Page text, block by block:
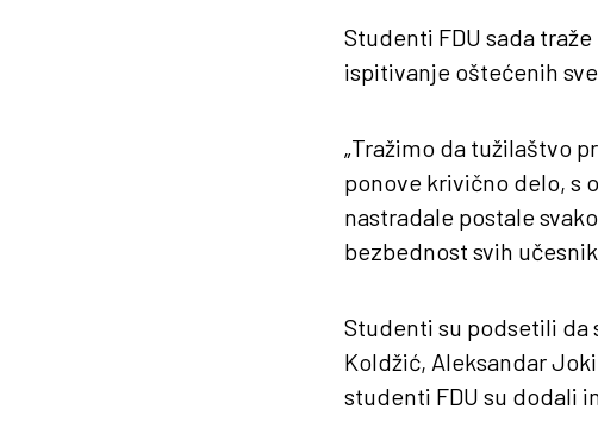
Studenti FDU sada
ispitivanje oštećenih
„Tražimo da tužilaštvo
ponove krivično delo, s
nastradale postale
bezbednost svih
Studenti su podsetili da
Koldžić, Aleksandar
studenti FDU su dodali